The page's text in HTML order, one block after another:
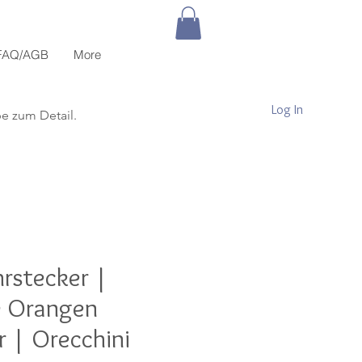
AGB More
zum Detail. Log In
|
| Orecchini